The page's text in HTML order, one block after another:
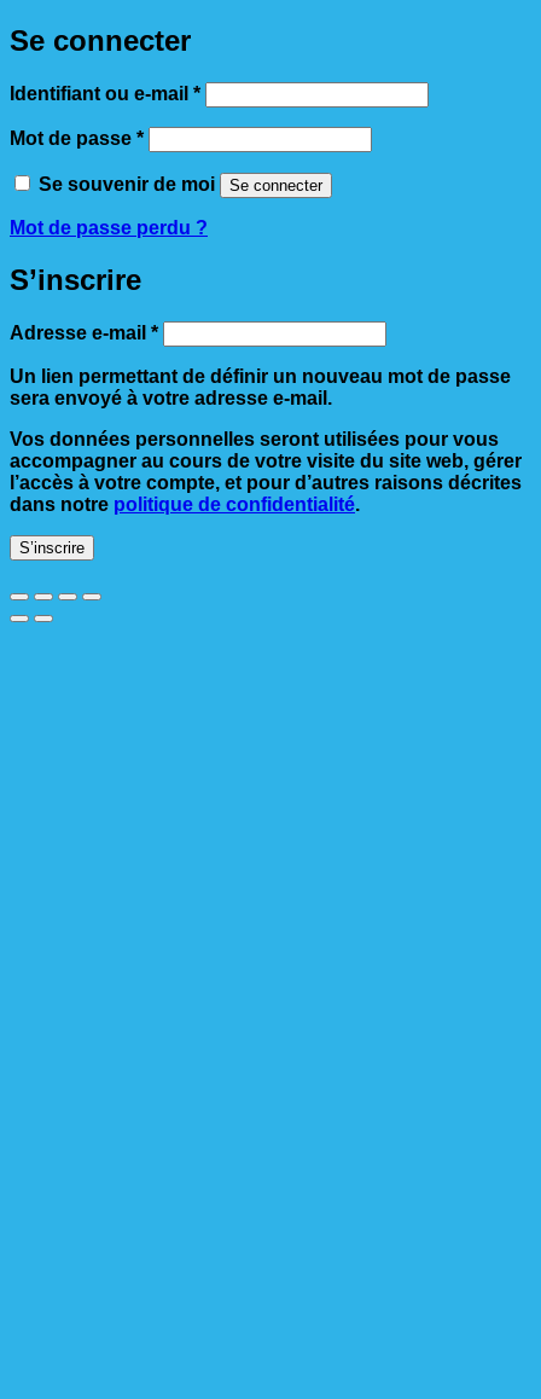
Se connecter
Identifiant ou e-mail *Obligatoire
Mot de passe *Obligatoire
Se souvenir de moi Se connecter
Mot de passe perdu ?
S’inscrire
Adresse e-mail *Obligatoire
Un lien permettant de définir un nouveau mot de passe
sera envoyé à votre adresse e-mail.
Vos données personnelles seront utilisées pour vous
accompagner au cours de votre visite du site web, gérer
l’accès à votre compte, et pour d’autres raisons décrites
dans notre politique de confidentialité.
S’inscrire